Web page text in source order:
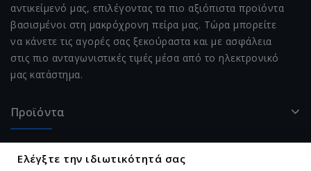
αντικείμενό μας, επιλέγοντας τα πιο αξιόπιστα προϊόντα
βασισμένοι στη μακρόχρονη πείρα μας. Τώρα μπορείτε
να κάνετε τις αγορές σας ξεκούραστα και με ασφάλεια
στις πιο ανταγωνιστικές τιμές μέσα από το ηλεκτρονικό
μας κατάστημα.
Προϊόντα
Ελέγξτε την ιδιωτικότητά σας